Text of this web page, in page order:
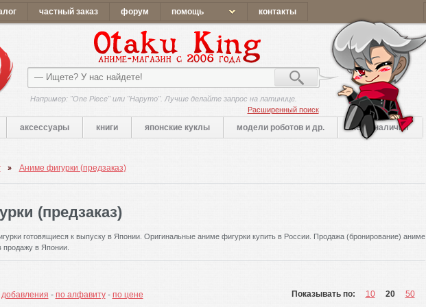
частный заказ форум помощь контакты
Например: "One Piece" или "Наруто". Лучше делайте запрос на латинице.
Расширенный поиск
аксессуары книги японские куклы модели роботов и др. нет в наличии
Аниме фигурки (предзаказ)
(предзаказ)
готовящиеся к выпуску в Японии. Оригинальные аниме фигурки купить в России. Продажа (бронирование) аниме
продажу в Японии.
- по алфавиту- по цене Показывать по: 10 20 50